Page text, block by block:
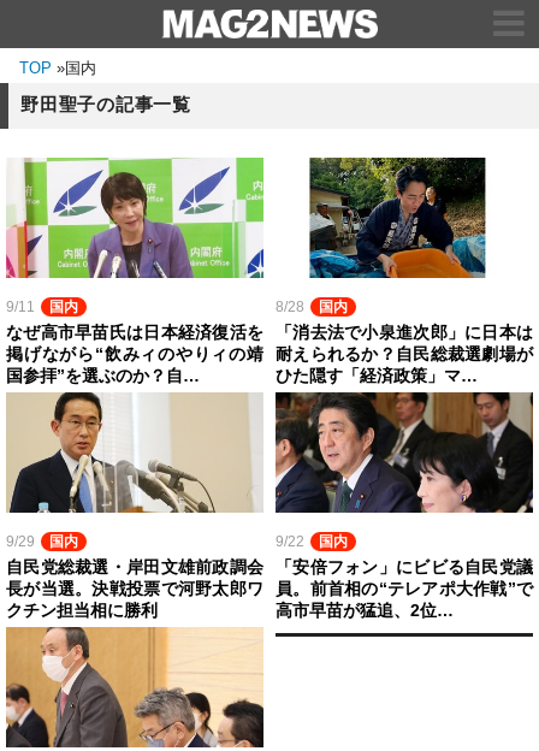
TOP »国内
野田聖子の記事一覧
9/11 国内
なぜ高市早苗氏は日本経済復活を
掲げながら“飲みィのやりィの靖
国参拝”を選ぶのか？自…
8/28 国内
「消去法で小泉進次郎」に日本は
耐えられるか？自民総裁選劇場が
ひた隠す「経済政策」マ…
9/29 国内
自民党総裁選・岸田文雄前政調会
長が当選。決戦投票で河野太郎ワ
クチン担当相に勝利
9/22 国内
「安倍フォン」にビビる自民党議
員。前首相の“テレアポ大作戦”で
高市早苗が猛追、2位…